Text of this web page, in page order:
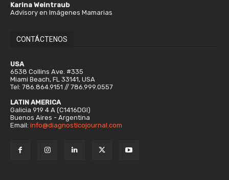
Karina Weintraub
Advisory en Imágenes Mamarias
CONTÁCTENOS
USA
6538 Collins Ave. #335
Miami Beach, FL 33141, USA
Tel: 786.864.9151 // 786.999.0557
LATIN AMERICA
Galicia 919 4 A (C1416DGI)
Buenos Aires - Argentina
Email: info@diagnosticojournal.com